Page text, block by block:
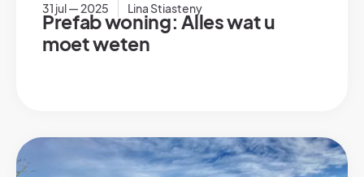
31 jul — 2025 Lina Stiasteny
Prefab woning: Alles wat u
moet weten